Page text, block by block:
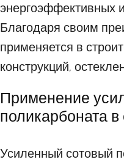
энергоэффективных
Благодаря своим
применяется в
конструкций,
Применение
поликарбоната в
Усиленный сотовый